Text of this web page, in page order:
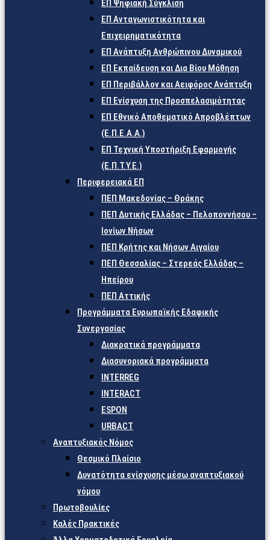
ΕΠ Ψηφιακή Σύγκλιση
ΕΠ Ανταγωνιστικότητα και
Επιχειρηματικότητα
ΕΠ Ανάπτυξη Ανθρώπινου Δυναμικού
ΕΠ Εκπαίδευση και Δια Βίου Μάθηση
ΕΠ Περιβάλλον και Αειφόρος Ανάπτυξη
ΕΠ Ενίσχυση της Προσπελασιμότητας
ΕΠ Εθνικό Αποθεματικό Απροβλέπτων
(Ε.Π.Ε.Α.Α.)
ΕΠ Τεχνική Υποστήριξη Εφαρμογής
(Ε.Π.Τ.Υ.Ε.)
Περιφερειακά ΕΠ
ΠΕΠ Μακεδονίας – Θράκης
ΠΕΠ Δυτικής Ελλάδας – Πελοποννήσου –
Ιονίων Νήσων
ΠΕΠ Κρήτης και Νήσων Αιγαίου
ΠΕΠ Θεσσαλίας – Στερεάς Ελλάδας –
Ηπείρου
ΠΕΠ Αττικής
Προγράμματα Ευρωπαϊκής Εδαφικής
Συνεργασίας
Διακρατικά προγράμματα
Διασυνοριακά προγράμματα
INTERREG
INTERACT
ESPON
URBACT
Αναπτυξιακός Νόμος
Θεσμικό Πλαίσιο
Δυνατότητα ενίσχυσης μέσω αναπτυξιακού
νόμου
Πρωτοβουλίες
Καλές Πρακτικές